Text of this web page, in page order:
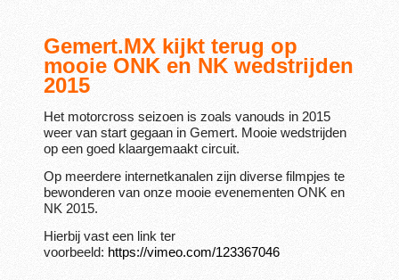
Gemert.MX kijkt terug op
mooie ONK en NK wedstrijden
2015
Het motorcross seizoen is zoals vanouds in 2015
weer van start gegaan in Gemert. Mooie wedstrijden
op een goed klaargemaakt circuit.
Op meerdere internetkanalen zijn diverse filmpjes te
bewonderen van onze mooie evenementen ONK en
NK 2015.
Hierbij vast een link ter
voorbeeld: https://vimeo.com/123367046